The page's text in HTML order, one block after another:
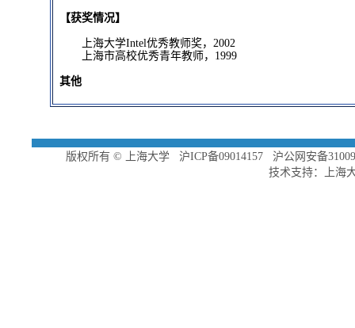
【获奖情况】
上海大学Intel优秀教师奖，2002
上海市高校优秀青年教师，1999
其他
版权所有 © 上海大学 沪ICP备09014157
沪公网安备
技术支持：
上海